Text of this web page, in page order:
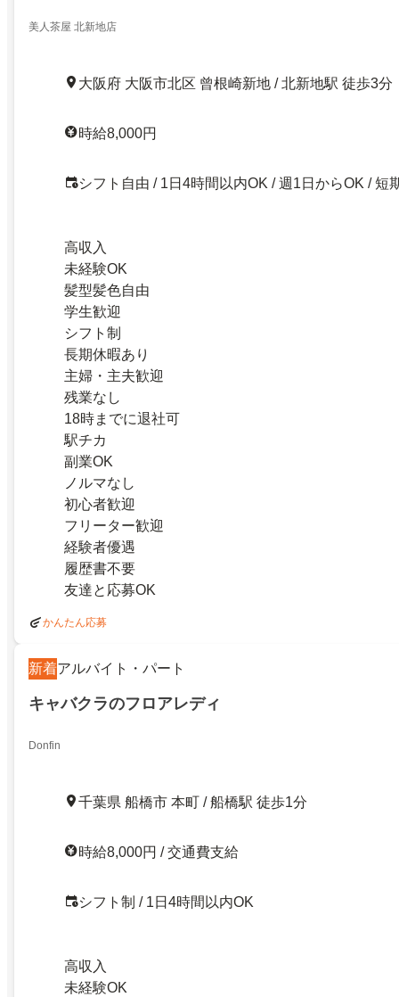
美人茶屋 北新地店
大阪府 大阪市北区 曾根崎新地 / 北新地駅 徒歩3分
時給8,000円
シフト自由 / 1日4時間以内OK / 週1日からOK / 短
高収入
未経験OK
髪型髪色自由
学生歓迎
シフト制
長期休暇あり
主婦・主夫歓迎
残業なし
18時までに退社可
駅チカ
副業OK
ノルマなし
初心者歓迎
フリーター歓迎
経験者優遇
履歴書不要
友達と応募OK
かんたん応募
新着アルバイト・パート
キャバクラのフロアレディ
Donfin
千葉県 船橋市 本町 / 船橋駅 徒歩1分
時給8,000円 / 交通費支給
シフト制 / 1日4時間以内OK
高収入
未経験OK